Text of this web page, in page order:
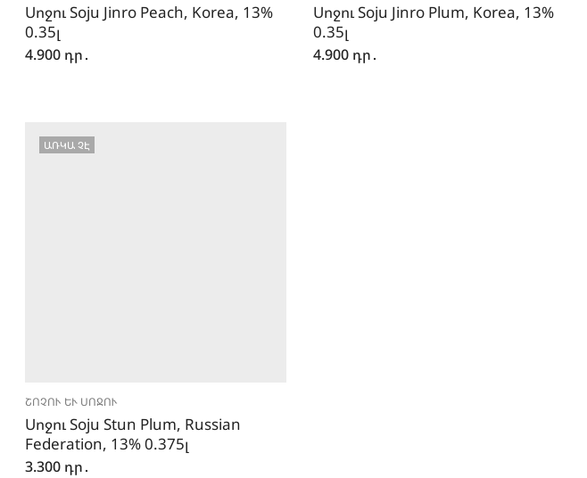
Սոջու Soju Jinro Peach, Korea, 13%
0.35լ
4.900 դր․
Սոջու Soju Jinro Plum, Korea, 13%
0.35լ
4.900 դր․
ԱՌԿԱ ՉԷ
ՇՈՉՈՒ ԵՒ ՍՈՋՈՒ
Սոջու Soju Stun Plum, Russian
Federation, 13% 0.375լ
3.300 դր․